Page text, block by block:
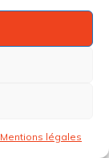
Mentions légales